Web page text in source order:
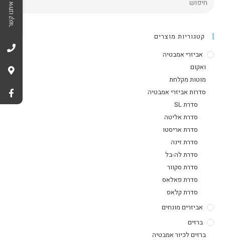
קטגוריות מוצרים
אביזרי אמבטיה
ואקום
מוטות מקלחת
סדרות אביזרי אמבטיה
סדרת SL
סדרת אליטה
סדרת אריסטו
סדרת זינה
סדרת לה-בל
סדרת סקוור
סדרת פאלאס
סדרת קלאס
אביזרים מונחים
ברזים
ברזים לכיור אמבטיה
צרו איתנו קשר